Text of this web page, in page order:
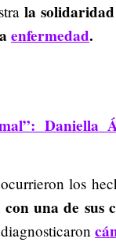
la
enfermedad.
Daniella
los
una de